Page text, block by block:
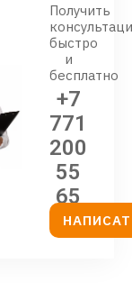
Получить
быстро
и
бесплатно
+7
771
200
55
65